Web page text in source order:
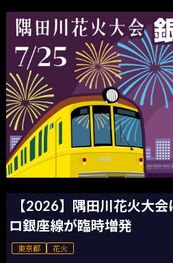
【2026】隅田川花火大
ロ銀座線が臨時増発
東京都 花火